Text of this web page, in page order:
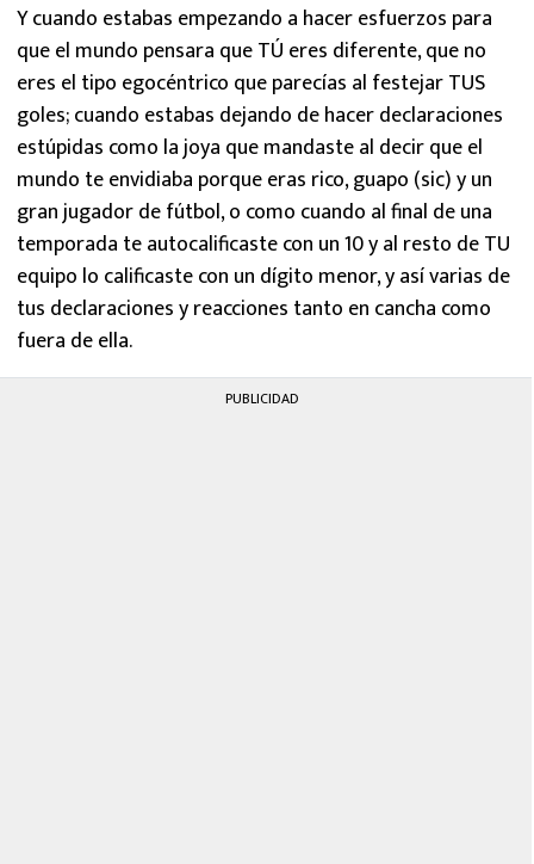
Y cuando estabas empezando a hacer esfuerzos para
que el mundo pensara que TÚ eres diferente, que no
eres el tipo egocéntrico que parecías al festejar TUS
goles; cuando estabas dejando de hacer declaraciones
estúpidas como la joya que mandaste al decir que el
mundo te envidiaba porque eras rico, guapo (sic) y un
gran jugador de fútbol, o como cuando al final de una
temporada te autocalificaste con un 10 y al resto de TU
equipo lo calificaste con un dígito menor, y así varias de
tus declaraciones y reacciones tanto en cancha como
fuera de ella.
PUBLICIDAD